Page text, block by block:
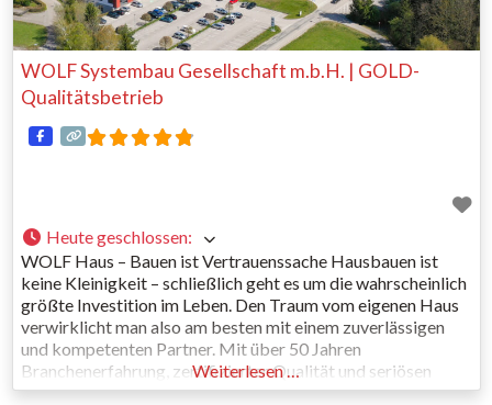
WOLF Systembau Gesellschaft m.b.H. | GOLD-
Qualitätsbetrieb
Heute geschlossen:
WOLF Haus – Bauen ist Vertrauenssache Hausbauen ist
keine Kleinigkeit – schließlich geht es um die wahrscheinlich
größte Investition im Leben. Den Traum vom eigenen Haus
verwirklicht man also am besten mit einem zuverlässigen
und kompetenten Partner. Mit über 50 Jahren
Branchenerfahrung, zertifizierter Qualität und seriösen
Zahlungsmodalitäten bietet WOLF Haus das solide
Weiterlesen …